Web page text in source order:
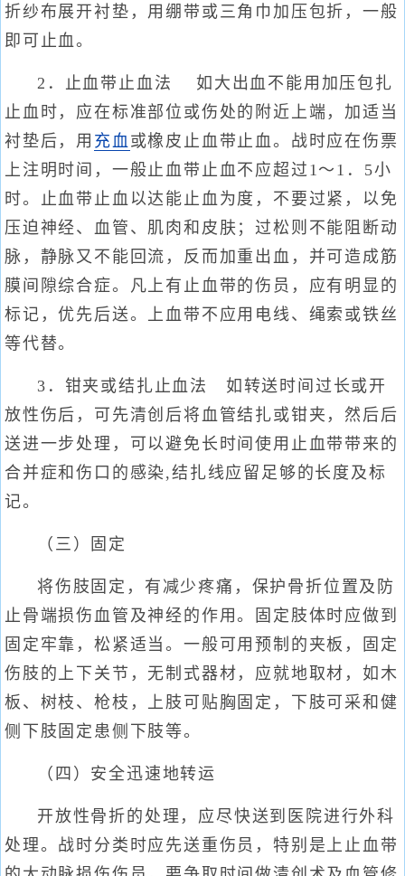
折纱布展开衬垫，用绷带或三角巾加压包折，一般
即可止血。
2．止血带止血法 如大出血不能用加压包扎
止血时，应在标准部位或伤处的附近上端，加适当
衬垫后，用 充血或橡皮止血带止血。战时应在伤票
上注明时间，一般止血带止血不应超过1～1．5小
时。止血带止血以达能止血为度，不要过紧，以免
压迫神经、血管、肌肉和皮肤；过松则不能阻断动
脉，静脉又不能回流，反而加重出血，并可造成筋
膜间隙综合症。凡上有止血带的伤员，应有明显的
标记，优先后送。上血带不应用电线、绳索或铁丝
等代替。
3．钳夹或结扎止血法 如转送时间过长或开
放性伤后，可先清创后将血管结扎或钳夹，然后后
送进一步处理，可以避免长时间使用止血带带来的
合并症和伤口的感染,结扎线应留足够的长度及标
记。
（三）固定
将伤肢固定，有减少疼痛，保护骨折位置及防
止骨端损伤血管及神经的作用。固定肢体时应做到
固定牢靠，松紧适当。一般可用预制的夹板，固定
伤肢的上下关节，无制式器材，应就地取材，如木
板、树枝、枪枝，上肢可贴胸固定，下肢可采和健
侧下肢固定患侧下肢等。
（四）安全迅速地转运
开放性骨折的处理，应尽快送到医院进行外科
处理。战时分类时应先送重伤员，特别是上止血带